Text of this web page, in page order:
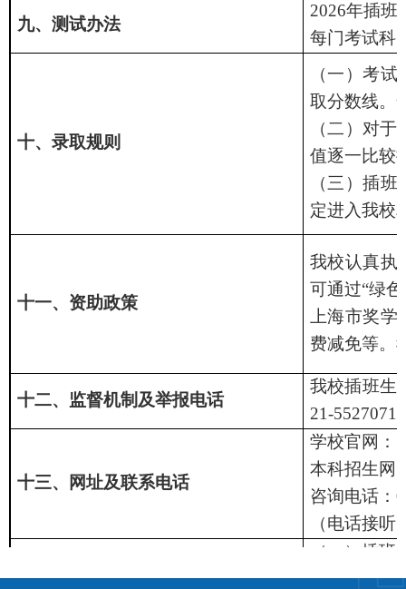
九、测试办法
2026年插班
每门考试科
十、录取规则
（一）考
取分数线。
（二）对
值逐一比较
（三）插
定进入我校
十一、资助政策
我校认真执
可通过“绿
上海市奖
费减免等。
十二、监督机制及举报电话
我校插班生
21-55270716
十三、网址及联系电话
学校官网：
本科招生网
咨询电话：
（电话接
（一）插
（二）学校